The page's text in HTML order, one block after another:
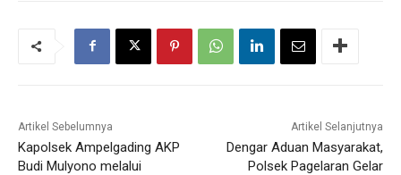
Artikel Sebelumnya
Kapolsek Ampelgading AKP
Budi Mulyono melalui
Artikel Selanjutnya
Dengar Aduan Masyarakat,
Polsek Pagelaran Gelar